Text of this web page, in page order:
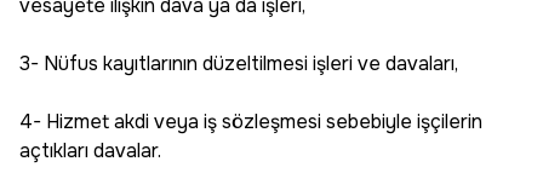
vesayete ilişkin dava ya da işleri,
3- Nüfus kayıtlarının düzeltilmesi işleri ve davaları,
4- Hizmet akdi veya iş sözleşmesi sebebiyle işçilerin
açtıkları davalar.